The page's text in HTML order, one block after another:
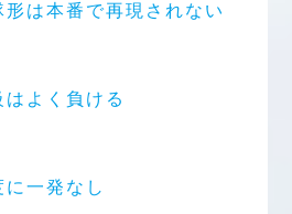
は本番で再現されない
よく負ける
一発なし